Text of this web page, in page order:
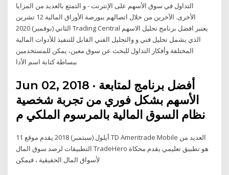
التداول في سوق الأسهم على الإنترنت - و التمتع بالعديد من المزايا
الأخرى. الآخرين من خلال اتصالهم ببورصة الأوراق المالية 12 تشرين
الثاني (نوفمبر) 2020 Trading Central يعتبر افضل برنامج تحليل الاسهم
الذي يشمل تحليل فني و والتحليل الفني القابل للتنفيذ للأدوات المالية
المختلفة وأفكار التداول للبحث عن سوق معين، يمكن للمستخدمين
ببساطة كتابة اسم الأدا
Jun 02, 2018 · أفضل برنامج لمتابعة
الأسهم بشكل فوري من تجربة شخصية
نظام السوق المالية بالمرسوم الملكي م
11 أيلول (سبتمبر) 2018 يقدم موقع TD Ameritrade Mobile العديد من
التطبيقات لرصد سوق المال TradeHero هو تطبيق تعليمي يقدم محكاة